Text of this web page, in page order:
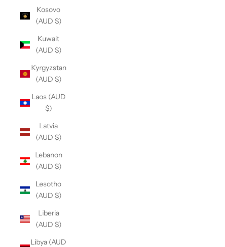
Kosovo
(AUD $)
Kuwait
(AUD $)
Kyrgyzstan
(AUD $)
Laos (AUD
$)
Latvia
(AUD $)
Lebanon
(AUD $)
Lesotho
(AUD $)
Liberia
(AUD $)
Libya (AUD